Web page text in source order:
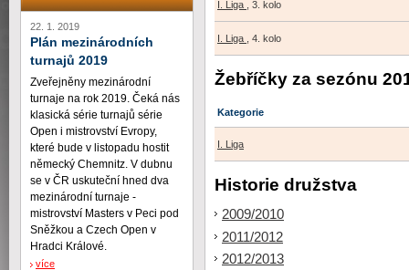
I. Liga , 3. kolo
I. Liga , 4. kolo
Žebříčky za sezónu
Kategorie
I. Liga
Historie družstva
2009/2010
2011/2012
2012/2013
22. 1. 2019
Plán mezinárodních
turnajů 2019
Zveřejněny mezinárodní
turnaje na rok 2019. Čeká nás
klasická série turnajů série
Open i mistrovství Evropy,
které bude v listopadu hostit
německý Chemnitz. V dubnu
se v ČR uskuteční hned dva
mezinárodní turnaje -
mistrovství Masters v Peci pod
Sněžkou a Czech Open v
Hradci Králové.
více